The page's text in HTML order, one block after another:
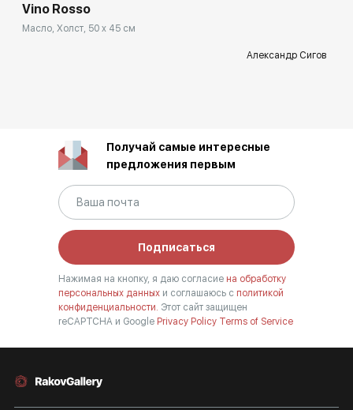
Vino Rosso
Масло, Холст, 50 x 45 см
Александр Сигов
Получай самые интересные
предложения первым
Подписаться
Нажимая на кнопку, я даю согласие на обработку
персональных данных и соглашаюсь с политикой
конфиденциальности. Этот сайт защищен
reCAPTCHA и Google Privacy Policy Terms of Service